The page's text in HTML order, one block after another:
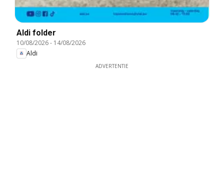
Aldi folder
10/08/2026- 14/08/2026
Aldi
ADVERTENTIE